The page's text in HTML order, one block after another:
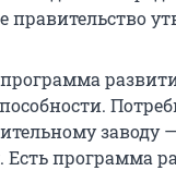
правительство
программа
Есть программа